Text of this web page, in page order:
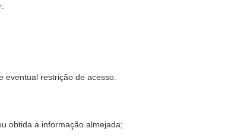
restrição de acesso.
obtida a informação almejada;